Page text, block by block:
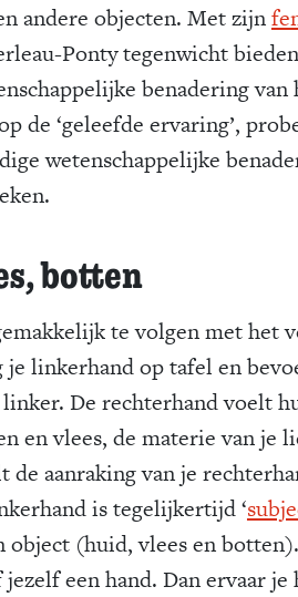
andere objecten. Met zijn
Ponty tegenwicht
benadering van
de ‘geleefde ervaring’,
wetenschappelijke
botten
te volgen met het
linkerhand op tafel en
De rechterhand voelt
en vlees, de materie van je
de aanraking van je
is tegelijkertijd ‘
object (huid, vlees en
een hand. Dan ervaar